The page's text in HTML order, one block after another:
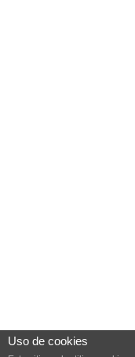
Uso de cookies